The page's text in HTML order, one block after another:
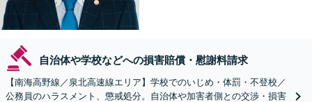
自治体や学校などへの損害賠償・慰謝料請求
【南海高野線／泉北高速線エリア】学校でのいじめ・体罰・不登校／
公務員のハラスメント、懲戒処分。自治体や加害者側との交渉・損害